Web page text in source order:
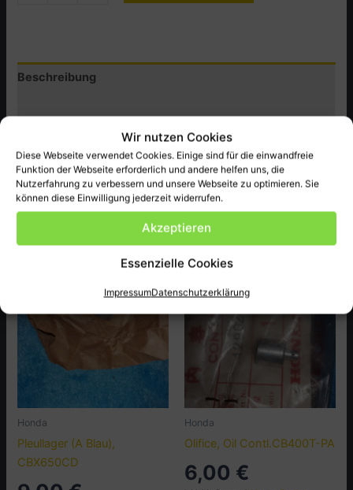
Wir nutzen Cookies
Diese Webseite verwendet Cookies. Einige sind für die einwandfreie
Funktion der Webseite erforderlich und andere helfen uns, die
Nutzerfahrung zu verbessern und unsere Webseite zu optimieren. Sie
können diese Einwilligung jederzeit widerrufen.
Akzeptieren
Essenzielle Cookies
ImpressumDatenschutzerklärung
Menge
Beschreibung
Produktsicherheit (GPSR)
Honda Original Ersatzteil passend bei CB900CA ect. NEU
Honda
Pleullager (A Blau),
CBX650CD
Honda
Olifice, Oil Contl.CB400T-PA
6,00 €